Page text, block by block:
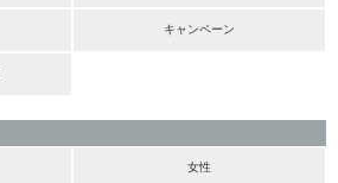
キャンペーン
女性